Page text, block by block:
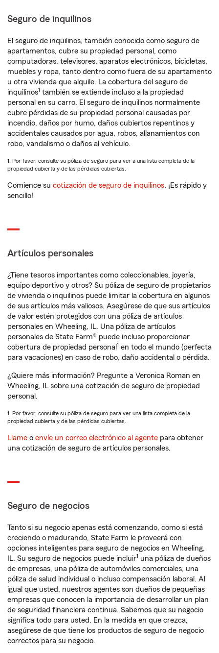
Seguro de inquilinos
El seguro de inquilinos, también conocido como seguro de
apartamentos, cubre su propiedad personal, como
computadoras, televisores, aparatos electrónicos, bicicletas,
muebles y ropa, tanto dentro como fuera de su apartamento
u otra vivienda que alquile. La cobertura del seguro de
inquilinos1 también se extiende incluso a la propiedad
personal en su carro. El seguro de inquilinos normalmente
cubre pérdidas de su propiedad personal causadas por
incendio, daños por humo, daños cubiertos repentinos y
accidentales causados por agua, robos, allanamientos con
robo, vandalismo o daños al vehículo.
1. Por favor, consulte su póliza de seguro para ver a una lista completa de la
propiedad cubierta y de las pérdidas cubiertas.
Comience su cotización de seguro de inquilinos. ¡Es rápido y
sencillo!
Artículos personales
¿Tiene tesoros importantes como coleccionables, joyería,
equipo deportivo y otros? Su póliza de seguro de propietarios
de vivienda o inquilinos puede limitar la cobertura en algunos
de sus artículos más valiosos. Asegúrese de que sus artículos
de valor estén protegidos con una póliza de artículos
personales en Wheeling, IL. Una póliza de artículos
personales de State Farm® puede incluso proporcionar
cobertura de propiedad personal 1 en todo el mundo (perfecta
para vacaciones) en caso de robo, daño accidental o pérdida.
¿Quiere más información? Pregunte a Veronica Roman en
Wheeling, IL sobre una cotización de seguro de propiedad
personal.
1. Por favor, consulte su póliza de seguro para ver una lista completa de la
propiedad cubierta y de las pérdidas cubiertas.
Llame o envíe un correo electrónico al agente para obtener
una cotización de seguro de artículos personales.
Seguro de negocios
Tanto si su negocio apenas está comenzando, como si está
creciendo o madurando, State Farm le proveerá con
opciones inteligentes para seguro de negocios en Wheeling,
IL. Su seguro de negocios puede incluir1 una póliza de dueños
de empresas, una póliza de automóviles comerciales, una
póliza de salud individual o incluso compensación laboral. Al
igual que usted, nuestros agentes son dueños de pequeñas
empresas que conocen la importancia de desarrollar un plan
de seguridad financiera continua. Sabemos que su negocio
significa todo para usted. En la medida en que crezca,
asegúrese de que tiene los productos de seguro de negocio
correctos para su negocio.